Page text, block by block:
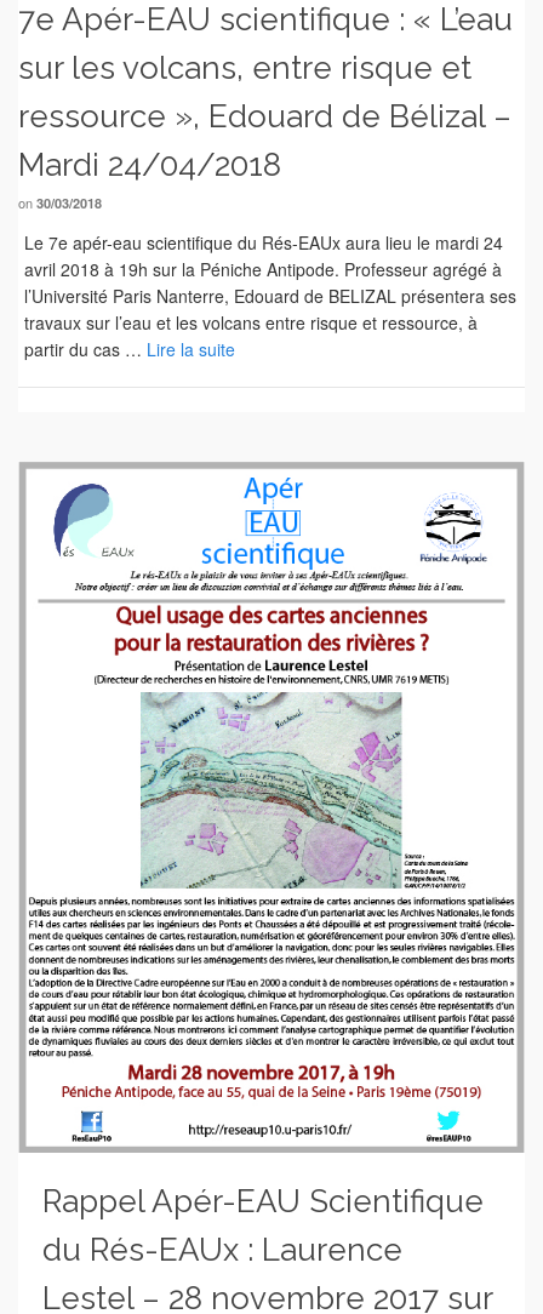
7e Apér-EAU scientifique : « L’eau
sur les volcans, entre risque et
ressource », Edouard de Bélizal –
Mardi 24/04/2018
on 30/03/2018
Le 7e apér-eau scientifique du Rés-EAUx aura lieu le mardi 24
avril 2018 à 19h sur la Péniche Antipode. Professeur agrégé à
l’Université Paris Nanterre, Edouard de BELIZAL présentera ses
travaux sur l’eau et les volcans entre risque et ressource, à
partir du cas … Lire la suite
Rappel Apér-EAU Scientifique
du Rés-EAUx : Laurence
Lestel – 28 novembre 2017 sur